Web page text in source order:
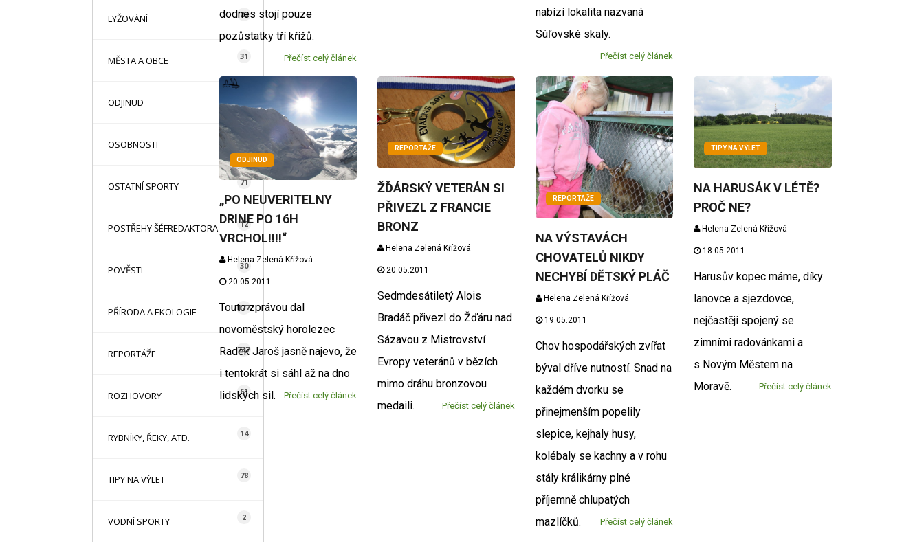
LYŽOVÁNÍ 23
MĚSTA A OBCE 31
ODJINUD
OSOBNOSTI
OSTATNÍ SPORTY 71
POSTŘEHY ŠÉFREDAKTORA 12
POVĚSTI 30
PŘÍRODA A EKOLOGIE 177
REPORTÁŽE 737
ROZHOVORY 61
RYBNÍKY, ŘEKY, ATD. 14
TIPY NA VÝLET 78
VODNÍ SPORTY 2
dodnes stojí pouze
pozůstatky tří křížů.
Přečíst celý článek
nabízí lokalita nazvaná
Súľovské skaly.
Přečíst celý článek
ODJINUD
„PO NEUVERITELNY
DRINE PO 16H
VRCHOL!!!!“
Helena Zelená Křížová
20.05.2011
Touto zprávou dal
novoměstský horolezec
Radek Jaroš jasně najevo, že
i tentokrát si sáhl až na dno
lidských sil.
Přečíst celý článek
REPORTÁŽE
ŽĎÁRSKÝ VETERÁN SI
PŘIVEZL Z FRANCIE
BRONZ
Helena Zelená Křížová
20.05.2011
Sedmdesátiletý Alois
Bradáč přivezl do Žďáru nad
Sázavou z Mistrovství
Evropy veteránů v bězích
mimo dráhu bronzovou
medaili.
Přečíst celý článek
REPORTÁŽE
NA VÝSTAVÁCH
CHOVATELŮ NIKDY
NECHYBÍ DĚTSKÝ PLÁČ
Helena Zelená Křížová
19.05.2011
Chov hospodářských zvířat
býval dříve nutností. Snad na
každém dvorku se
přinejmenším popelily
slepice, kejhaly husy,
kolébaly se kachny a v rohu
stály králikárny plné
příjemně chlupatých
mazlíčků.
Přečíst celý článek
TIPY NA VÝLET
NA HARUSÁK V LÉTĚ?
PROČ NE?
Helena Zelená Křížová
18.05.2011
Harusův kopec máme, díky
lanovce a sjezdovce,
nejčastěji spojený se
zimními radovánkami a
s Novým Městem na
Moravě.
Přečíst celý článek